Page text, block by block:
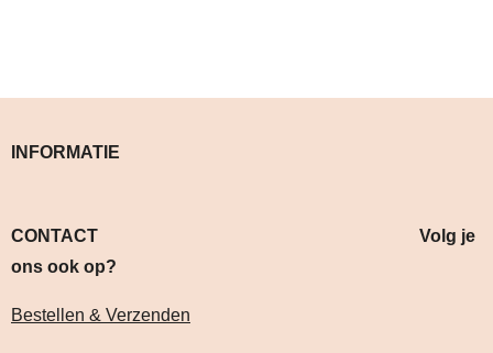
INFORMATIE
CONTACT Volg je
ons ook op?
Bestellen & Verzenden